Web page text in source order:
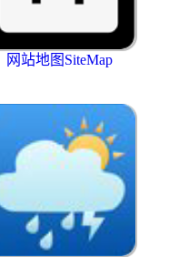
网站地图SiteMap